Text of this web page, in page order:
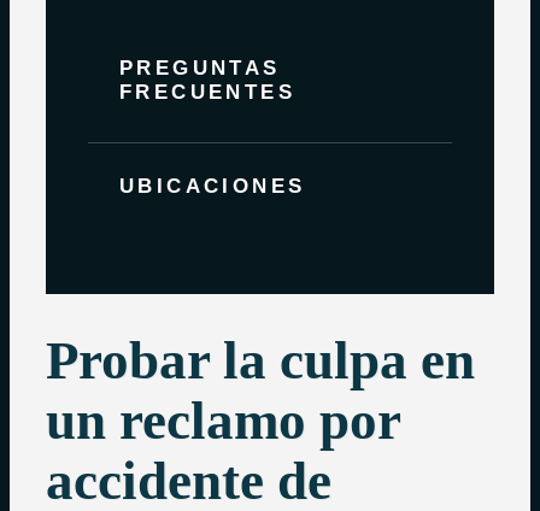
PREGUNTAS
FRECUENTES
UBICACIONES
Probar la culpa en
un reclamo por
accidente de